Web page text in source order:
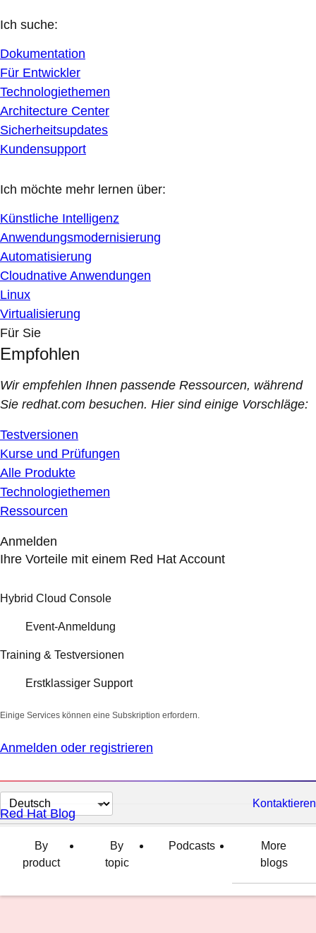
Ich suche:
Dokumentation
Für Entwickler
Technologiethemen
Architecture Center
Sicherheitsupdates
Kundensupport
Ich möchte mehr lernen über:
Künstliche Intelligenz
Anwendungsmodernisierung
Automatisierung
Cloudnative Anwendungen
Linux
Virtualisierung
Für Sie
Empfohlen
Wir empfehlen Ihnen passende Ressourcen, während
Sie redhat.com besuchen. Hier sind einige Vorschläge:
Testversionen
Kurse und Prüfungen
Alle Produkte
Technologiethemen
Ressourcen
Anmelden
Ihre Vorteile mit einem Red Hat Account
Hybrid Cloud Console
Event-Anmeldung
Training & Testversionen
Erstklassiger Support
Einige Services können eine Subskription erfordern.
Anmelden oder registrieren
Sprache
auswählen
Kontaktieren
Red Hat Blog
By
product
By
topic
Podcasts
More
blogs